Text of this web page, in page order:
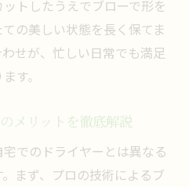
トしたうえでブローで形を
の美しい状態を長く保てま
せが、忙しい日常でも満足
す。
メリットを徹底解説
でのドライヤーとは異なる
まず、プロの技術によるブ